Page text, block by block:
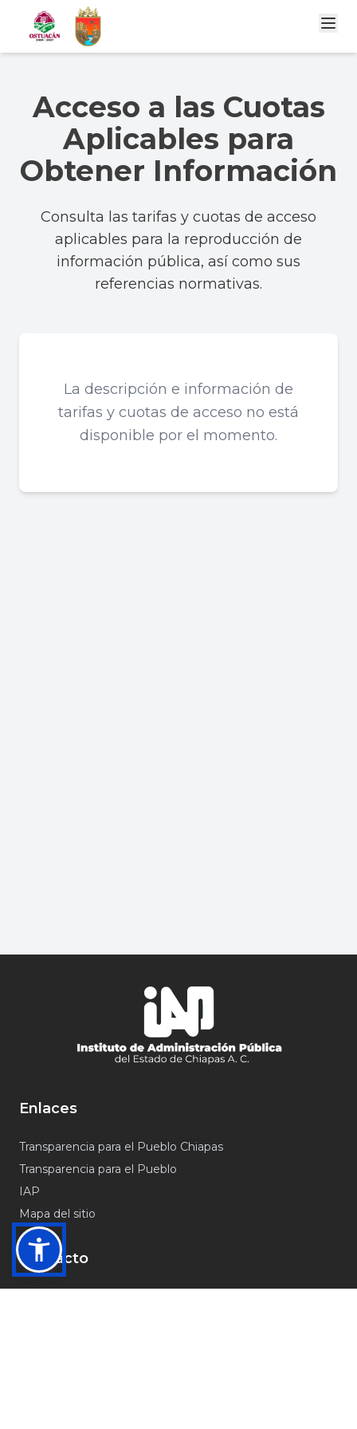
Acceso a las Cuotas
Aplicables para
Obtener Información
Consulta las tarifas y cuotas de acceso
aplicables para la reproducción de
información pública, así como sus
referencias normativas.
La descripción e información de
tarifas y cuotas de acceso no está
disponible por el momento.
Enlaces
Transparencia para el Pueblo Chiapas
Transparencia para el Pueblo
IAP
Mapa del sitio
Contacto